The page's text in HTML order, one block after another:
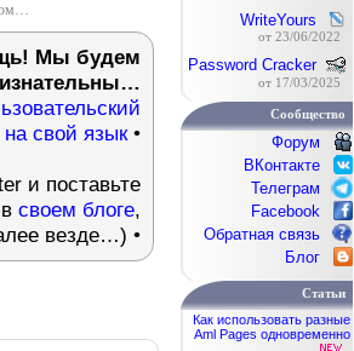
Мы будем
свой язык•
и поставьте
своем блоге,
везде…) •
WriteYours
от 23/06/2022
Password Cracker
от 17/03/2025
Сообщество
Форум
ВКонтакте
Телеграм
Facebook
Обратная связь
Блог
Статьи
Как использовать разные
Aml Pages одновременно